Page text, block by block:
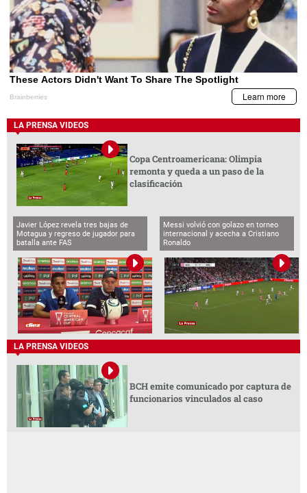
LA PRENSA VIDEOS
Copa Centroamericana: Olimpia
remonta y queda a un paso de la
clasificación
Javier López revela tres bajas de
Motagua y regreso de jugador para
batalla ante FAS
Messi volvió con golazo en torneo
internacional y acecha a Cristiano
Ronaldo
LA PRENSA VIDEOS
BCH emite comunicado por captura de
funcionarios vinculados al caso